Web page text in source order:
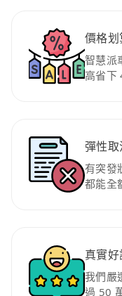
價格
智慧派
高省下
彈性
有突發
都能全
真實
我們嚴
過 50